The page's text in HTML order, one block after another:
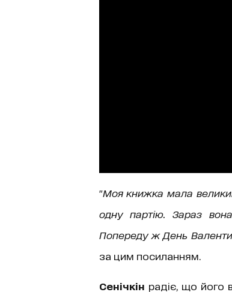
"Моя книжка мала
одну партію. Зараз
Попереду ж День
за цим посиланням.
Сенічкін радіє, що його